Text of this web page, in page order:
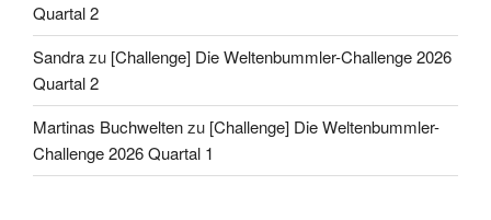
Quartal 2
Sandrazu [Challenge] Die Weltenbummler-Challenge 2026
Quartal 2
Martinas Buchweltenzu [Challenge] Die Weltenbummler-
Challenge 2026 Quartal 1